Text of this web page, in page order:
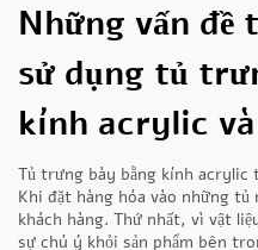
Những vấn đề
sử dụng tủ
kính acrylic
Tủ trưng bày bằng kính acrylic
Khi đặt hàng hóa vào những
khách hàng. Thứ nhất, vì vật
sự chú ý khỏi sản phẩm bên